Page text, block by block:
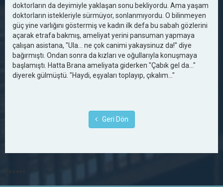
doktorların da deyimiyle yaklaşan sonu bekliyordu. Ama yaşam
doktorların istekleriyle sürmüyor, sonlanmıyordu. O bilinmeyen
güç yine varlığını göstermiş ve kadın ilk defa bu sabah gözlerini
açarak etrafa bakmış, ameliyat yerini pansuman yapmaya
çalışan asistana, "Ula... ne çok canimi yakaysinuz da!" diye
bağırmıştı. Ondan sonra da kızları ve oğullarıyla konuşmaya
başlamıştı. Hatta Brana ameliyata giderken "Çabık gel da..."
diyerek gülmüştü. "Haydi, eşyaları toplayıp, çıkalım..."
Geri Dön
******